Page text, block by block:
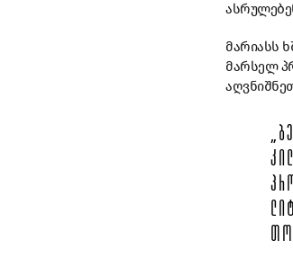
მარიასს
მარსელ